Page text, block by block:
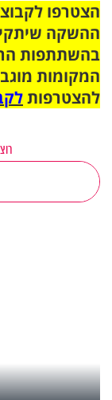
ההשקה
בהשתתפות
המקומות
להצטרפות